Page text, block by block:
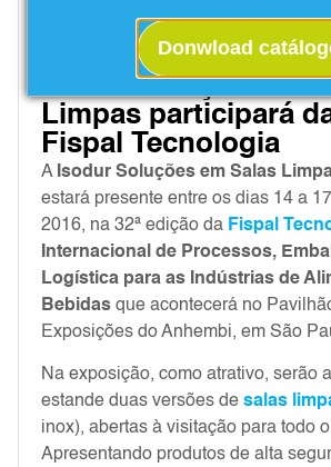
Donwload
Isodur Soluções em
Limpas participará
Fispal Tecnologia
A Isodur Soluções em Salas
estará presente entre os dias 14 a
2016, na 32ª edição da Fispal
Internacional de Processos,
Logística para as Indústrias de
Bebidas que acontecerá no
Exposições do Anhembi, em São
Na exposição, como atrativo, serão
estande duas versões de salas
inox), abertas à visitação para todo
Apresentando produtos de alta